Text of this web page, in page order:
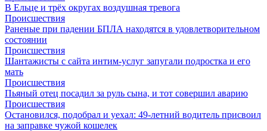
В Ельце и трёх округах воздушная тревога
Происшествия
Раненые при падении БПЛА находятся в удовлетворительном
состоянии
Происшествия
Шантажисты с сайта интим-услуг запугали подростка и его
мать
Происшествия
Пьяный отец посадил за руль сына, и тот совершил аварию
Происшествия
Остановился, подобрал и уехал: 49-летний водитель присвоил
на заправке чужой кошелек